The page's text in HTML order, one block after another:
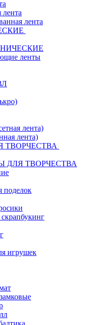
лента
лента
ленты
лента)
лента)
ТВОРЧЕСТВА
ДЛЯ ТВОРЧЕСТВА
поделок
игрушек